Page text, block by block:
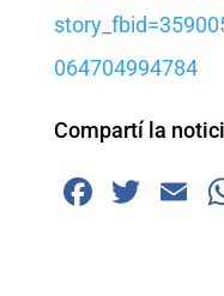
064704994784
Compartí la
F
T
E